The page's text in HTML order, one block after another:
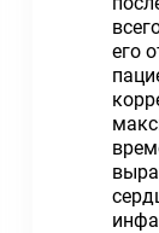
его